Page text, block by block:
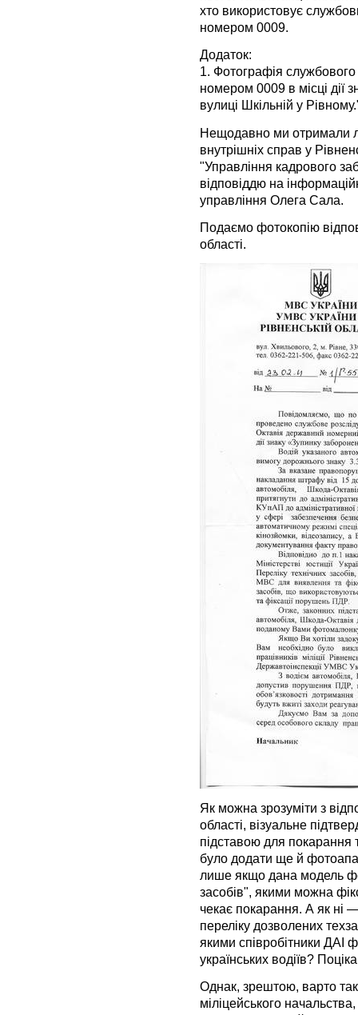
хто використовує
номером 0009.
Додаток:
1. Фотографія
номером 0009 в місці дії
вулиці Шкільній у
Нещодавно ми отримали
внутрішніх справ у
"Управління кадрового
відповіддю на
управління Олега Сала.
Подаємо фотокопію
області.
Як можна зрозуміти з
області, візуальне
підставою для покарання
було додати ще й
лише якщо дана модель
засобів", якими можна
чекає покарання. А як ні
переліку дозволених
якими співробітники ДАІ
українських водіїв?
Однак, зрештою, варто
міліцейського